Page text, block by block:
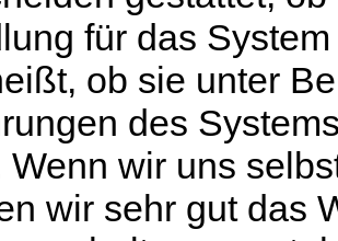
für das
ob sie unter
des
Wenn wir uns
wir sehr gut das